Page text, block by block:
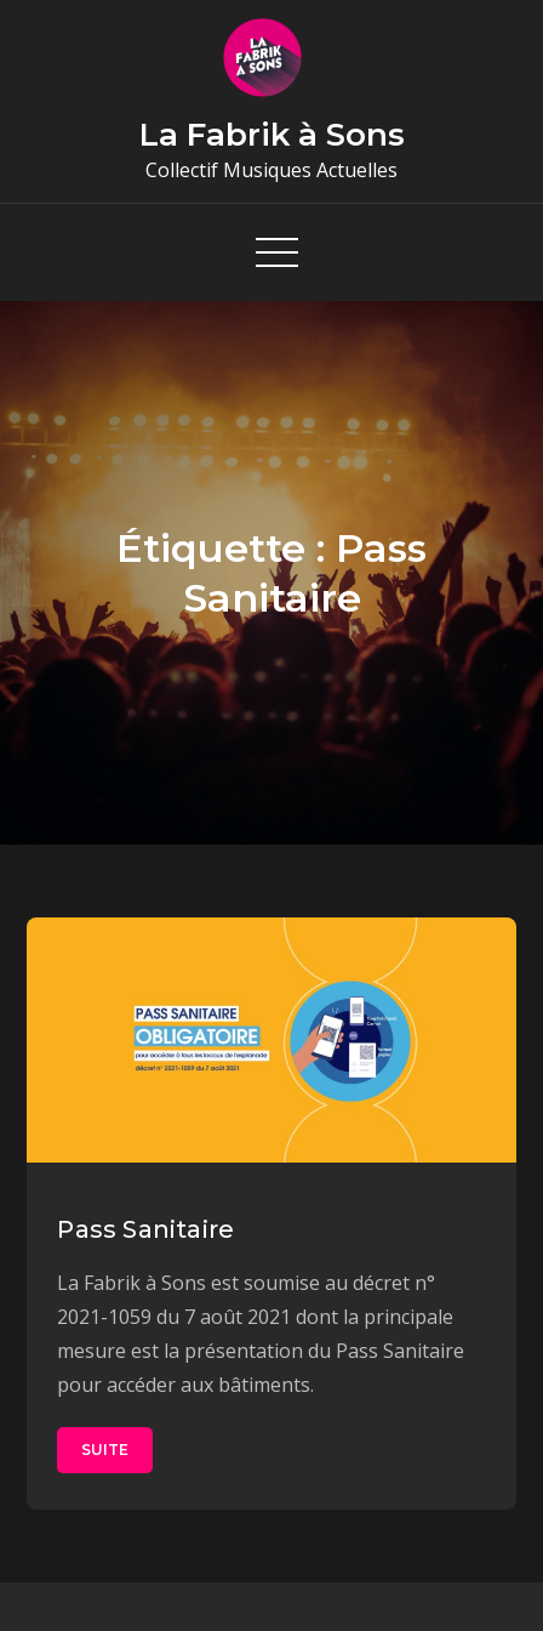
La Fabrik à Sons
Collectif Musiques Actuelles
Étiquette : Pass
Sanitaire
Pass Sanitaire
La Fabrik à Sons est soumise au décret n°
2021-1059 du 7 août 2021 dont la principale
mesure est la présentation du Pass Sanitaire
pour accéder aux bâtiments.
SUITE